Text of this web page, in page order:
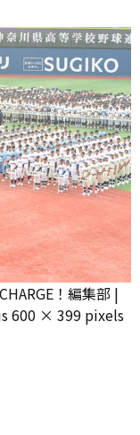
！編集部 |
600 × 399pixels